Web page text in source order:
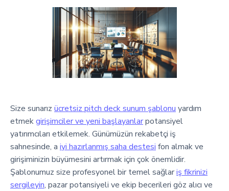
Size sunarız ücretsiz pitch deck sunum şablonu yardım
etmekgirişimciler ve yeni başlayanlarpotansiyel
yatırımcıları etkilemek. Günümüzün rekabetçi iş
sahnesinde, a iyi hazırlanmış saha destesi fon almak ve
girişiminizin büyümesini artırmak için çok önemlidir.
Şablonumuz size profesyonel bir temel sağlariş fikrinizi
sergileyin, pazar potansiyeli ve ekip becerileri göz alıcı ve